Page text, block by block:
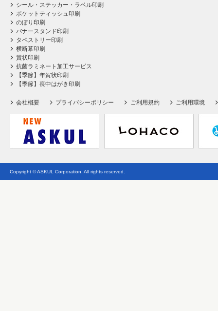
シール・ステッカー・ラベル印刷
ポケットティッシュ印刷
のぼり印刷
バナースタンド印刷
タペストリー印刷
横断幕印刷
賞状印刷
抗菌ラミネート加工サービス
【季節】年賀状印刷
【季節】喪中はがき印刷
会社概要 プライバシーポリシー ご利用規約 ご利用環境
Copyright © ASKUL Corporation. All rights reserved.